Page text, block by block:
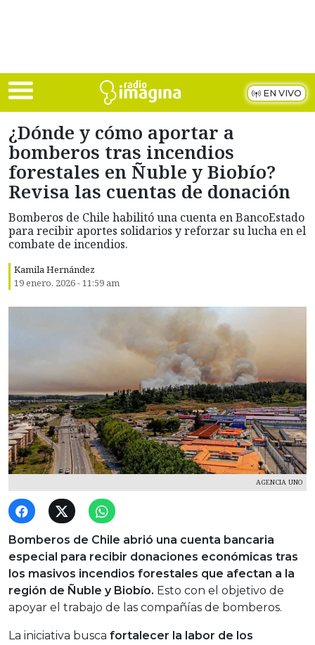
EN VIVO
¿Dónde y cómo aportar a
bomberos tras incendios
forestales en Ñuble y Biobío?
Revisa las cuentas de donación
Bomberos de Chile habilitó una cuenta en BancoEstado
para recibir aportes solidarios y reforzar su lucha en el
combate de incendios.
Kamila Hernández
19 enero, 2026 - 11:59 am
AGENCIA UNO
Bomberos de Chile abrió una cuenta bancaria
especial para recibir donaciones económicas tras
los masivos incendios forestales que afectan a la
región de Ñuble y Biobío. Esto con el objetivo de
apoyar el trabajo de las compañías de bomberos.
La iniciativa busca fortalecer la labor de los